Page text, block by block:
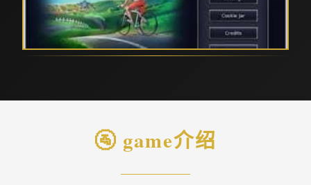
🚰 game介绍